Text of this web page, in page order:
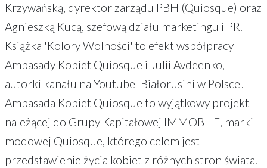
Krzywańską, dyrektor zarządu PBH (Quiosque) oraz
Agnieszką Kucą, szefową działu marketingu i PR.
Książka 'Kolory Wolności' to efekt współpracy
Ambasady Kobiet Quiosque i Julii Avdeenko,
autorki kanału na Youtube 'Białorusini w Polsce'.
Ambasada Kobiet Quiosque to wyjątkowy projekt
należącej do Grupy Kapitałowej IMMOBILE, marki
modowej Quiosque, którego celem jest
przedstawienie życia kobiet z różnych stron świata.